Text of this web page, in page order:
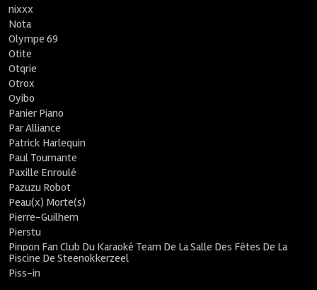
nixxx
Nota
Olympe 69
Otite
Otqrie
Otrox
Oyibo
Panier Piano
Par Alliance
Patrick Harlequin
Paul Tournante
Paxille Enroulé
Pazuzu Robot
Peau(x) Morte(s)
Pierre-Guilhem
Pierstu
Pinpon Fan Club Du Karaoké Team De La Salle Des Fêtes De La
Piscine De Steenokkerzeel
Piss-in